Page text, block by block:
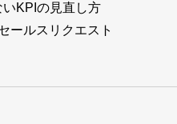
KPIの見直し方
ールスリクエスト